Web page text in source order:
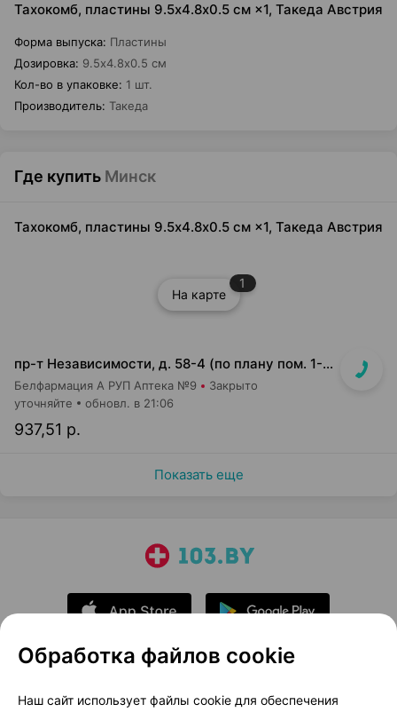
Тахокомб, пластины 9.5х4.8х0.5 см ×1, Такеда Австрия
Форма выпуска: Пластины
Дозировка: 9.5х4.8х0.5 см
Кол-во в упаковке: 1 шт.
Производитель: Такеда
Где купить Минск
Тахокомб, пластины 9.5х4.8х0.5 см ×1, Такеда Австрия
На карте
1
пр-т Независимости, д. 58-4 (по плану пом. 1-7,9)<br>Общий вход с кофейней Варка (Varka) и ПОНПУШКА
Белфармация А РУП Аптека №9 Закрыто
937,51 р.
уточняйте обновл. в 21:06
Показать еще
О проекте Новости проекта
Обработка файлов cookie
Наш сайт использует файлы cookie для обеспечения